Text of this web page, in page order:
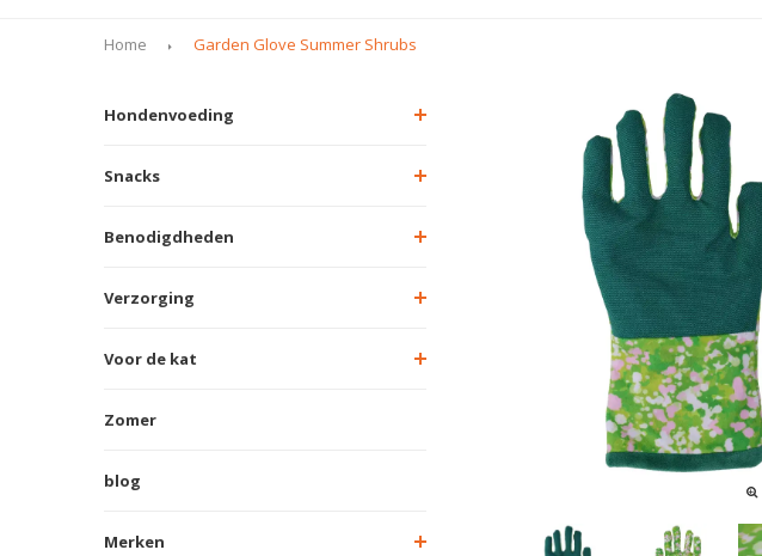
Home Garden Glove Summer Shrubs
Hondenvoeding
Snacks
Benodigdheden
Verzorging
Voor de kat
Zomer
blog
Merken